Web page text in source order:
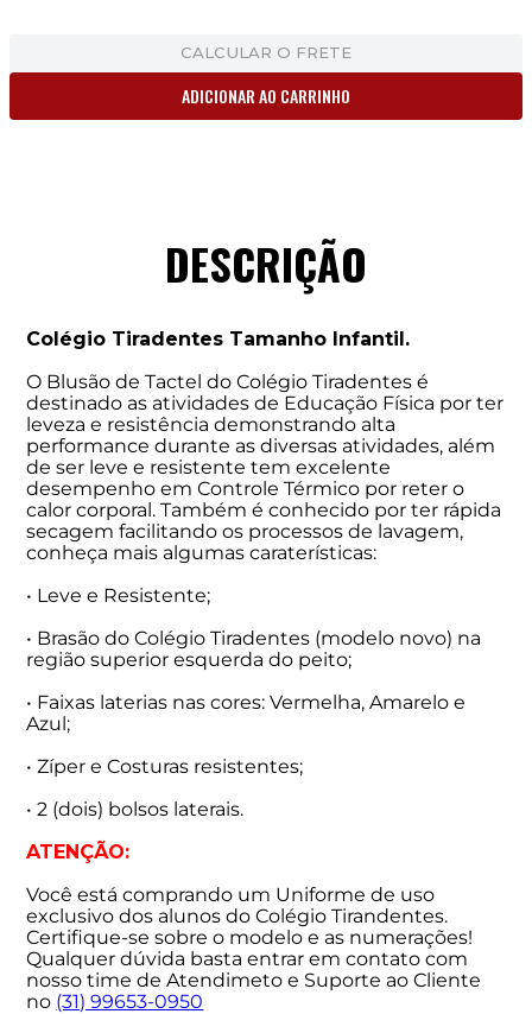
CALCULAR O FRETE
ADICIONAR AO CARRINHO
DESCRIÇÃO
Colégio Tiradentes Tamanho Infantil.
O Blusão de Tactel do Colégio Tiradentes é
destinado as atividades de Educação Física por ter
leveza e resistência demonstrando alta
performance durante as diversas atividades, além
de ser leve e resistente tem excelente
desempenho em Controle Térmico por reter o
calor corporal. Também é conhecido por ter rápida
secagem facilitando os processos de lavagem,
conheça mais algumas caraterísticas:
• Leve e Resistente;
• Brasão do Colégio Tiradentes (modelo novo) na
região superior esquerda do peito;
• Faixas laterias nas cores: Vermelha, Amarelo e
Azul;
• Zíper e Costuras resistentes;
• 2 (dois) bolsos laterais.
ATENÇÃO:
Você está comprando um Uniforme de uso
exclusivo dos alunos do Colégio Tirandentes.
Certifique-se sobre o modelo e as numerações!
Qualquer dúvida basta entrar em contato com
nosso time de Atendimeto e Suporte ao Cliente
no (31) 99653-0950